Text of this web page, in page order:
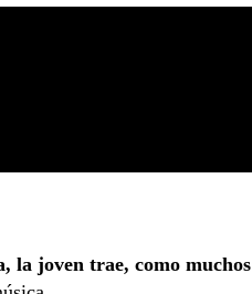
la joven trae, como muchos